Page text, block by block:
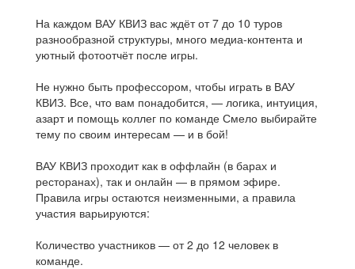
На каждом ВАУ КВИЗ вас ждёт от 7 до 10 туров
разнообразной структуры, много медиа-контента и
уютный фотоотчёт после игры.
Не нужно быть профессором, чтобы играть в ВАУ
КВИЗ. Все, что вам понадобится, — логика, интуиция,
азарт и помощь коллег по команде Смело выбирайте
тему по своим интересам — и в бой!
ВАУ КВИЗ проходит как в оффлайн (в барах и
ресторанах), так и онлайн — в прямом эфире.
Правила игры остаются неизменными, а правила
участия варьируются:
Количество участников — от 2 до 12 человек в
команде.